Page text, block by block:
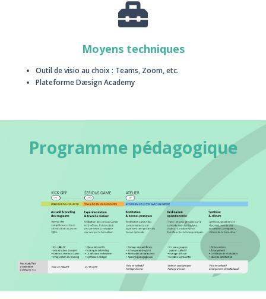
Moyens techniques
Outil de visio au choix : Teams, Zoom, etc.
Plateforme Dæsign Academy
Programme pédagogique